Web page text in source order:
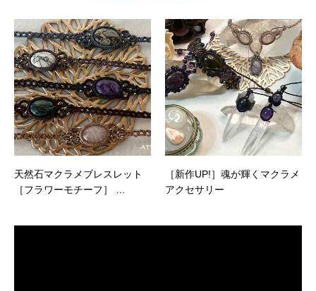
天然石マクラメブレスレット
［フラワーモチーフ］ …
［新作UP!］魂が輝くマクラメ
アクセサリー